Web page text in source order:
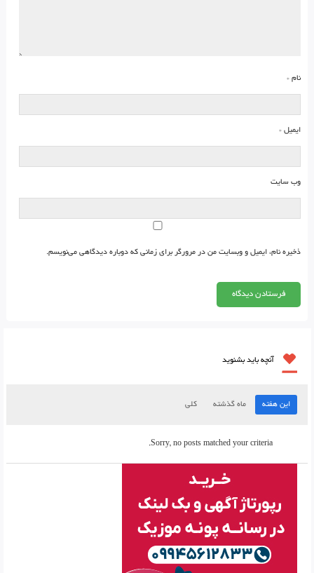
نام *
ایمیل *
وب‌ سایت
ذخیره نام، ایمیل و وبسایت من در مرورگر برای زمانی که دوباره دیدگاهی می‌نویسم.
آنچه باید بشنوید
این هفته ماه گذشته کلی
Sorry, no posts matched your criteria.